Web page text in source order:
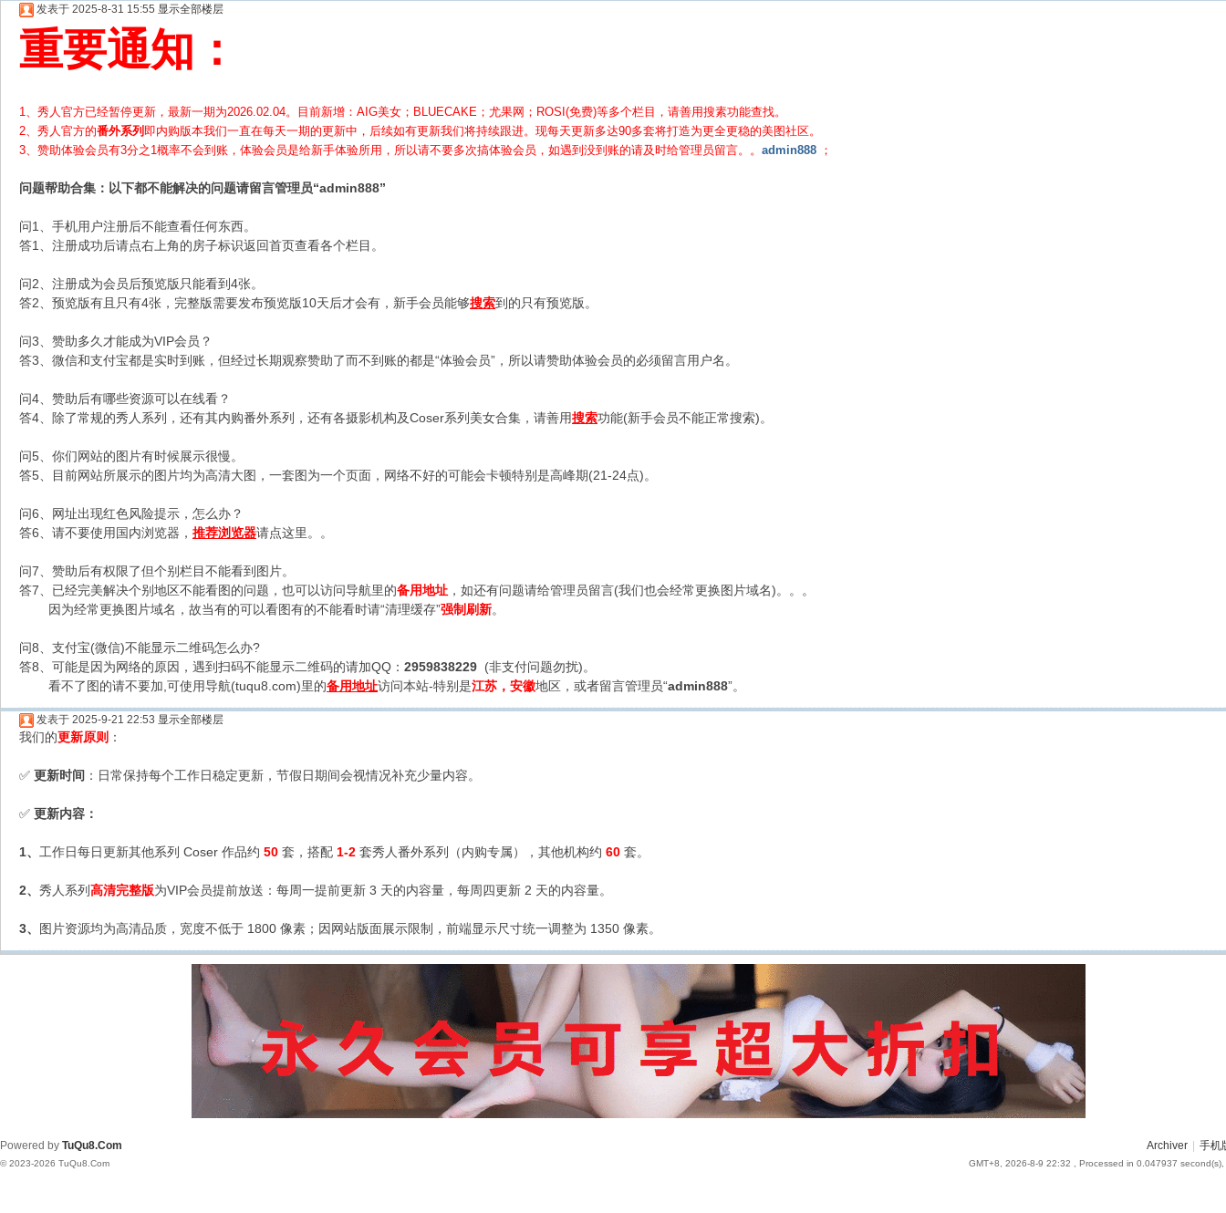
发表于 2025-8-31 15:55 显示全部楼层
重要通知：
1、秀人官方已经暂停更新，最新一期为2026.02.04。目前新增：AIG美女；BLUECAKE；尤果网；ROSI(免费)等多个栏目，请善用搜素功能查找。
2、 秀人官方的番外系列 即内购版本我们一直在每天一期的更新中，后续如有更新我们将持续跟进。现每天更新多达90多套将打造为更全更稳的美图社区。
3、赞助体验会员有3分之1概率不会到账，体验会员是给新手体验所用，所以请不要多次搞体验会员，如遇到没到账的请及时给管理员留言。。 admin888 ；
问题帮助合集 ：以下都不能解决的问题请留言管理员“admin888”
问1、手机用户注册后不能查看任何东西。
答1、注册成功后请点右上角的房子标识返回首页查看各个栏目。
问2、注册成为会员后预览版只能看到4张。
答2、预览版有且只有4张，完整版需要发布预览版10天后才会有，新手会员能够搜索到的只有预览版。
问3、赞助多久才能成为VIP会员？
答3、微信和支付宝都是实时到账，但经过长期观察赞助了而不到账的都是“体验会员”，所以请赞助体验会员的必须留言用户名。
问4、赞助后有哪些资源可以在线看？
答4、除了常规的秀人系列，还有其内购番外系列，还有各摄影机构及Coser系列美女合集，请善用搜索功能(新手会员不能正常搜索)。
问5、你们网站的图片有时候展示很慢。
答5、目前网站所展示的图片均为高清大图，一套图为一个页面，网络不好的可能会卡顿特别是高峰期(21-24点)。
问6、网址出现红色风险提示，怎么办？
答6、请不要使用国内浏览器， 推荐浏览器请点这里。。
问7、赞助后有权限了但个别栏目不能看到图片。
答7、已经完美解决个别地区不能看图的问题，也可以访问导航里的备用地址 ，如还有问题请给管理员留言(我们也会经常更换图片域名)。。。
因为经常更换图片域名，故当有的可以看图有的不能看时请“清理缓存”强制刷新。
问8、支付宝(微信)不能显示二维码怎么办?
答8、可能是因为网络的原因，遇到扫码不能显示二维码的请加QQ： 2959838229 (非支付问题勿扰)。
看不了图的请不要加,可使用导航(tuqu8.com)里的备用地址访问本站-特别是江苏，安徽地区，或者留言管理员“admin888”。
发表于 2025-9-21 22:53 显示全部楼层
我们的更新原则 ：
✅ 更新时间 ：日常保持每个工作日稳定更新，节假日期间会视情况补充少量内容。
✅ 更新内容：
1、 工作日每日更新其他系列 Coser 作品约 50 套，搭配 1-2 套秀人番外系列（内购专属），其他机构约 60 套。
2、 秀人系列高清完整版为VIP会员提前放送：每周一提前更新 3 天的内容量，每周四更新 2 天的内容量。
3、 图片资源均为高清品质，宽度不低于 1800 像素；因网站版面展示限制，前端显示尺寸统一调整为 1350 像素。
Archiver 手机
GMT+8, 2026-8-9 22:32 , Processed in 0.047937
Powered by TuQu8.Com
© 2023-2026 TuQu8.Com